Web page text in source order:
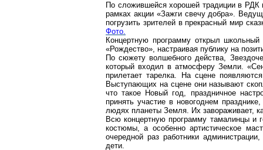
По сложившейся хорошей традиции в РДК
рамках акции «Зажги свечу добра».
погрузить зрителей в прекрасный мир
Фото.
Концертную программу открыл
«Рождество», настраивая публику на
По сюжету волшебного действа,
который входил в атмосферу Земли.
прилетает тарелка. На сцене
Выступающих на сцене они называют
что такое Новый год, праздничное
принять участие в новогоднем
людях планеты Земля. Их завораживает,
Всю концертную программу тамалинцы и
костюмы, а особенно артистическое
очередной раз работники
дети.